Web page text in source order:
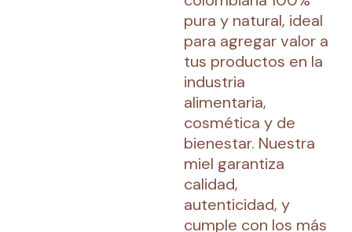
pura y natural, ideal
para agregar valor a
tus productos en la
industria
alimentaria,
cosmética y de
bienestar. Nuestra
miel garantiza
calidad,
autenticidad, y
cumple con los más